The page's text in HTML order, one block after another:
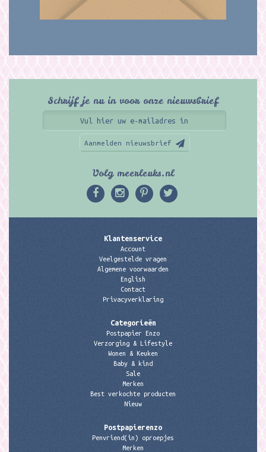
Schrijf je nu in voor onze nieuwsbrief
Aanmelden nieuwsbrief
Volg meerleuks.nl
Klantenservice
Account
Veelgestelde vragen
Algemene voorwaarden
English
Contact
Privacyverklaring
Categorieën
Postpapier Enzo
Verzorging & Lifestyle
Wonen & Keuken
Baby & kind
Sale
Merken
Best verkochte producten
Nieuw
Postpapierenzo
Penvriend(in) oproepjes
Merken